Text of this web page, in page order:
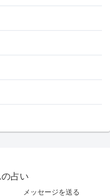
占い
メッセージを送る